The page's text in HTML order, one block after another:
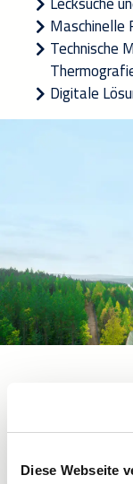
Diese Webseite
Maschinelle
Technische
Digitale
Unser
industrieller